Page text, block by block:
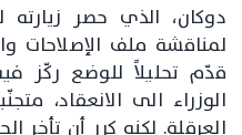
دوكان، الذي حصر
لمناقشة ملف الإصلاحات
قدّم تحليلاً للوضع ركّز
الوزراء الى الانعقاد،
العرقلة. لكنه كرر أن تأخر